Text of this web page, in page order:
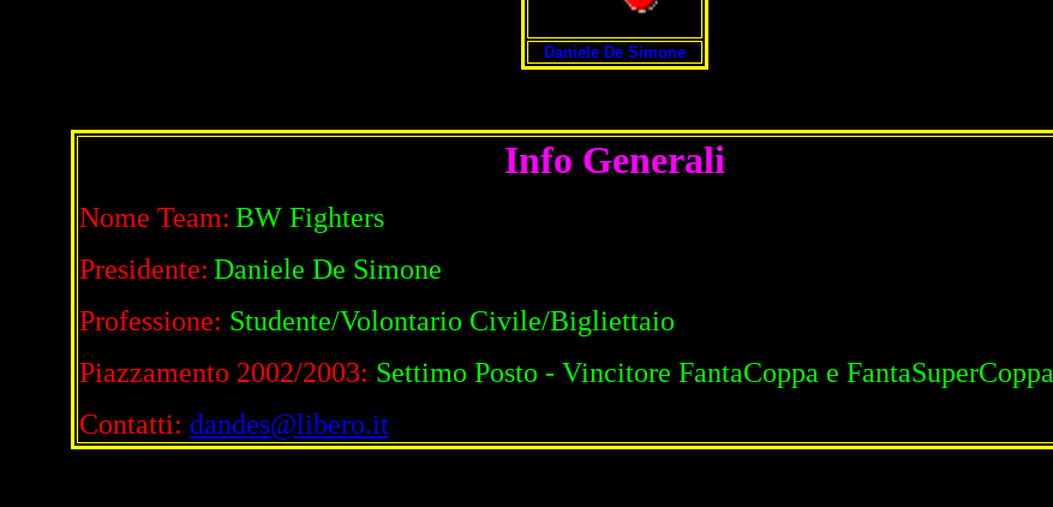
Daniele De Simone
Info Generali
Nome Team: BW Fighters
Presidente: Daniele De Simone
Professione: Studente/Volontario Civile/Bigliettaio
Piazzamento 2002/2003: Settimo Posto - Vincitore FantaCoppa e FantaSuperCoppa
Contatti: dandes@libero.it